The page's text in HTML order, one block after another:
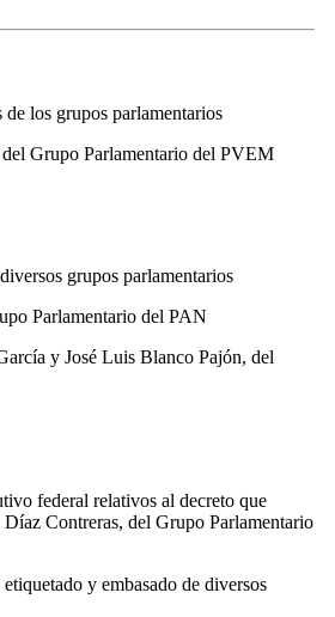
los grupos parlamentarios
Grupo Parlamentario del PVEM
grupos parlamentarios
Parlamentario del PAN
y José Luis Blanco Pajón, del
federal relativos al decreto que
Contreras, del Grupo Parlamentario
y embasado de diversos